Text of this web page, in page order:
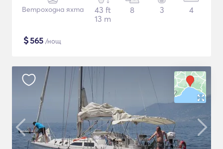
Ветроходна яхта
43 ft
13 m
8 3 4
$565 /нощ